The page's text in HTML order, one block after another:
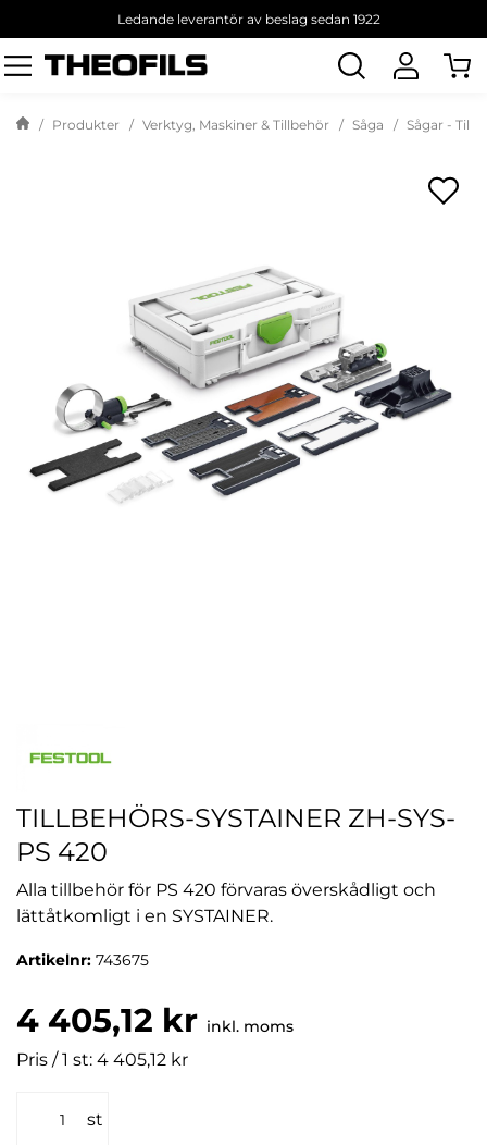
Ledande leverantör av beslag sedan 1922
Sök
produkt
Produkter Verktyg, Maskiner & Tillbehör Såga Sågar -
TILLBEHÖRS-SYSTAINER ZH-SYS-
PS 420
Alla tillbehör för PS 420 förvaras överskådligt och
lättåtkomligt i en SYSTAINER.
Artikelnr: 743675
4 405,12 kr inkl. moms
Pris / 1 st: 4 405,12 kr
st